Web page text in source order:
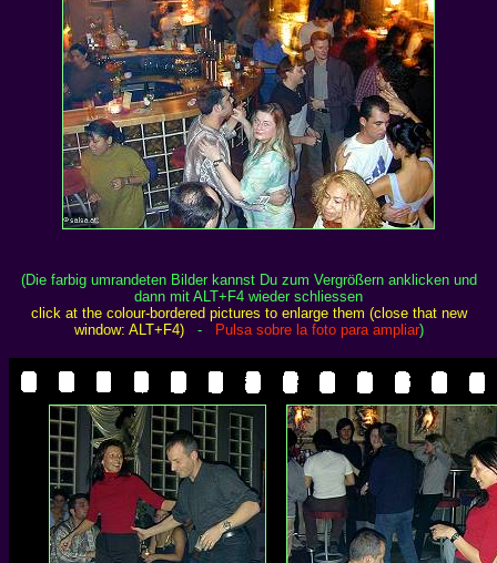
(Die farbig umrandeten Bilder kannst Du zum Vergrößern anklicken und
dann mit ALT+F4 wieder schliessen
click at the colour-bordered pictures to enlarge them (close that new
window: ALT+F4)
- Pulsa sobre la foto para ampliar)